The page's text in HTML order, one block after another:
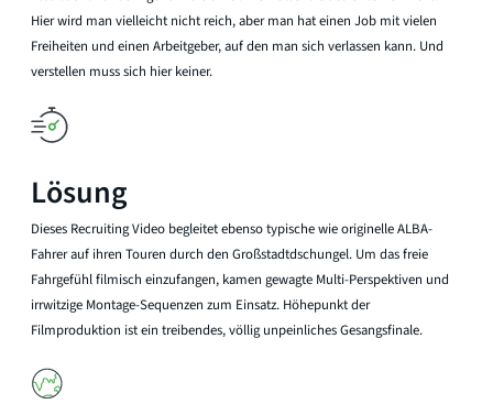
Hier wird man vielleicht nicht reich, aber man hat einen Job mit vielen
Freiheiten und einen Arbeitgeber, auf den man sich verlassen kann. Und
verstellen muss sich hier keiner.
Lösung
Dieses Recruiting Video begleitet ebenso typische wie originelle ALBA-
Fahrer auf ihren Touren durch den Großstadtdschungel. Um das freie
Fahrgefühl filmisch einzufangen, kamen gewagte Multi-Perspektiven und
irrwitzige Montage-Sequenzen zum Einsatz. Höhepunkt der
Filmproduktion ist ein treibendes, völlig unpeinliches Gesangsfinale.